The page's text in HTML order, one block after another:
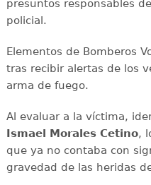
presuntos responsables
policial.
Elementos de Bomberos
tras recibir alertas de los
arma de fuego.
Al evaluar a la víctima,
Ismael Morales Cetino,
que ya no contaba con
gravedad de las heridas